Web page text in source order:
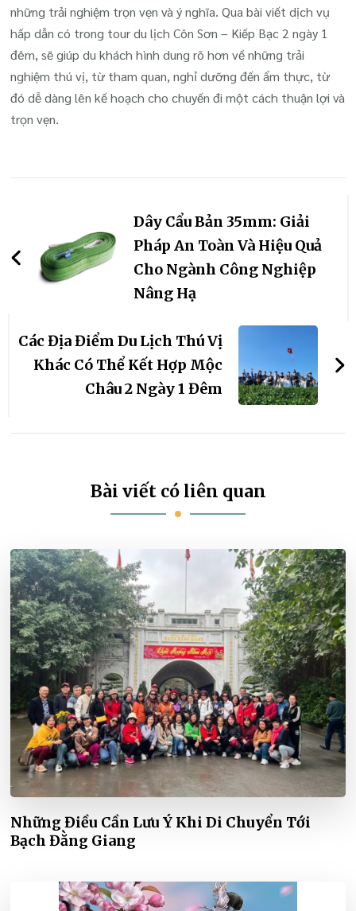
những trải nghiệm trọn vẹn và ý nghĩa. Qua bài viết dịch vụ
hấp dẫn có trong tour du lịch Côn Sơn – Kiếp Bạc 2 ngày 1
đêm, sẽ giúp du khách hình dung rõ hơn về những trải
nghiệm thú vị, từ tham quan, nghỉ dưỡng đến ẩm thực, từ
đó dễ dàng lên kế hoạch cho chuyến đi một cách thuận lợi và
trọn vẹn.
bài
viết
Dây Cẩu Bản 35mm: Giải
Pháp An Toàn Và Hiệu Quả
Cho Ngành Công Nghiệp
Nâng Hạ
Các Địa Điểm Du Lịch Thú Vị
Khác Có Thể Kết Hợp Mộc
Châu 2 Ngày 1 Đêm
Bài viết có liên quan
Những Điều Cần Lưu Ý Khi Di Chuyển Tới
Bạch Đằng Giang